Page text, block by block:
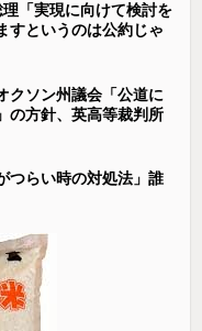
理「実現に向けて検討を
すというのは公約じゃ
クソン州議会「公道に
の方針、英高等裁判所
つらい時の対処法」誰